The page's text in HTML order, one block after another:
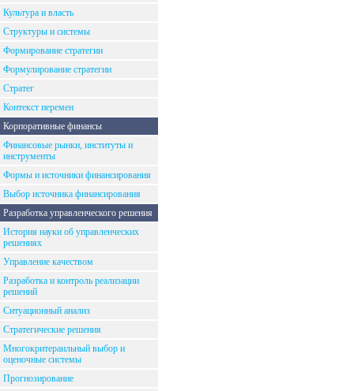
Культура и власть
Структуры и системы
Формирование стратегии
Формулирование стратегии
Стратег
Контекст перемен
Корпоративные финансы
Финансовые рынки, институты и
инструменты
Формы и источники финансирования
Выбор источника финансирования
Разработка управленческого решения
История науки об управленческих
решениях
Управление качеством
Разработка и контроль реализации
решений
Ситуационный анализ
Стратегические решения
Многокритераильный выбор и
оценочные системы
Прогнозирование